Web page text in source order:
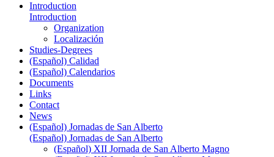
Introduction
Introduction
Organization
Localización
Studies-Degrees
(Español) Calidad
(Español) Calendarios
Documents
Links
Contact
News
(Español) Jornadas de San Alberto
(Español) Jornadas de San Alberto
(Español) XII Jornada de San Alberto Magno